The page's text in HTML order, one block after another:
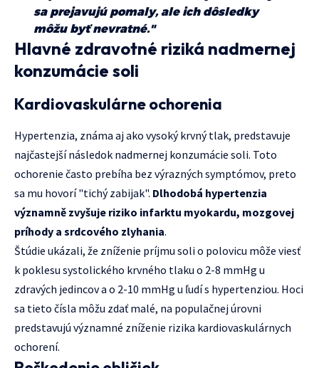
sa prejavujú pomaly, ale ich dôsledky
môžu byť nevratné."
Hlavné zdravotné riziká nadmernej
konzumácie soli
Kardiovaskulárne ochorenia
Hypertenzia, známa aj ako vysoký krvný tlak, predstavuje
najčastejší následok nadmernej konzumácie soli. Toto
ochorenie často prebíha bez výrazných symptómov, preto
sa mu hovorí "tichý zabijak". Dlhodobá hypertenzia
významně zvyšuje riziko infarktu myokardu, mozgovej
príhody a srdcového zlyhania.
Štúdie ukázali, že zníženie príjmu soli o polovicu môže viesť
k poklesu systolického krvného tlaku o 2-8 mmHg u
zdravých jedincov a o 2-10 mmHg u ľudí s hypertenziou. Hoci
sa tieto čísla môžu zdať malé, na populačnej úrovni
predstavujú významné zníženie rizika kardiovaskulárnych
ochorení.